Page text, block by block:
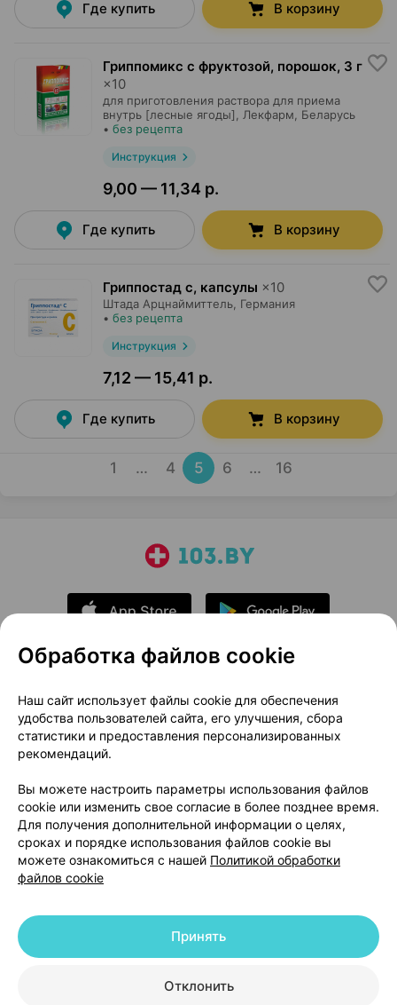
Где купить В корзину
Гриппомикс с фруктозой, порошок, 3 г
×10
для приготовления раствора для приема
внутрь [лесные ягоды],
Лекфарм , Беларусь
• без рецепта
Инструкция
9,00 — 11,34 р.
Где купить В корзину
Гриппостад с, капсулы ×10
Штада Арцнаймиттель , Германия
• без рецепта
Инструкция
7,12 — 15,41 р.
Где купить В корзину
1 … 4 5 6 … 16
О проекте
Новости проекта
Размещение рекламы
Медицинский маркетинг
Публичный договор
Доставка
Способы оплаты
Вакансии
Партнеры
Написать руководителю 103.by
Написать в поддержку
Персональные настройки Cookie
© 2026 ООО «Артокс Лаб», УНП 191700409 | 220012, Республика Беларусь,
+375 291212755
Обработка файлов cookie
Наш сайт использует файлы cookie для обеспечения
удобства пользователей сайта, его улучшения, сбора
статистики и предоставления персонализированных
рекомендаций.
Вы можете настроить параметры использования файлов
cookie или изменить свое согласие в более позднее время.
Для получения дополнительной информации о целях,
сроках и порядке использования файлов cookie вы
можете ознакомиться с нашей Политикой обработки
файлов cookie
Отклонить
Принять